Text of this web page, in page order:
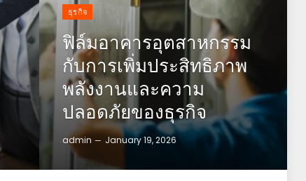
ธุรกิจ
ฟิล์มอาคารอุตสาหกรรม
กับการเพิ่มประสิทธิภาพ
พลังงานและความ
ปลอดภัยของธุรกิจ
admin January 19, 2026